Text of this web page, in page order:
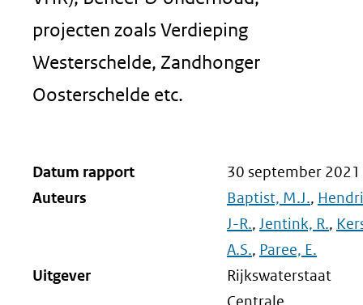
projecten zoals Verdieping
Westerschelde, Zandhonger
Oosterschelde etc.
Datum rapport
30 september 2021
Auteurs
Baptist, M.J.,
J-R., Jentink, R.,
A.S., Paree, E.
Uitgever
Rijkswaterstaat